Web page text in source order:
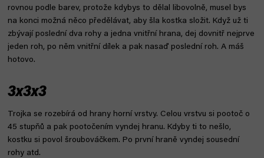
rovnou podle barev, protože kdybys to dělal libovolně, musel bys
na konci možná něco předělávat, aby šla kostka složit. Když už ti
zbývají poslední dva rohy a jedna vnitřní hrana, dej dovnitř nejprve
jeden roh, po něm vnitřní dílek a pak nasaď poslední roh. A máš
hotovo.
3x3x3
Trojka se rozebírá od hrany horní vrstvy. Celou vrstvu si pootoč o
45 stupňů a pak pootočením vyndej hranu. Kdyby ti to nešlo,
kostku si povol šroubováčkem. Po první hraně vyndej sousední
rohy atd.